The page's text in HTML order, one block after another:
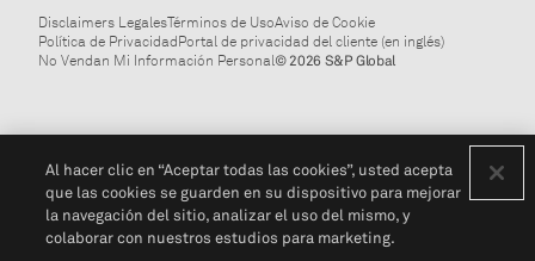
Disclaimers LegalesTérminos de UsoAviso de Cookie
Política de PrivacidadPortal de privacidad del cliente (en inglés)
No Vendan Mi Información Personal© 2026 S&P Global
Al hacer clic en “Aceptar todas las cookies”, usted acepta
que las cookies se guarden en su dispositivo para mejorar
la navegación del sitio, analizar el uso del mismo, y
colaborar con nuestros estudios para marketing.